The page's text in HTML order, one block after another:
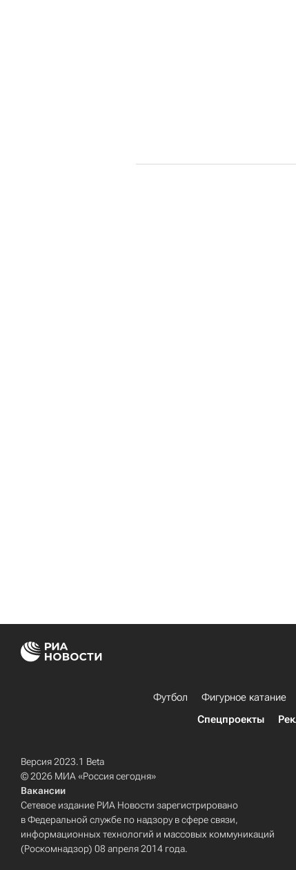
Футбол Фигурное катание
Спецпроекты
Версия 2023.1 Beta
© 2026 МИА «Россия сегодня»
Вакансии
Сетевое издание РИА Новости зарегистрировано
в Федеральной службе по надзору в сфере связи,
информационных технологий и массовых коммуникаций
(Роскомнадзор) 08 апреля 2014 года.